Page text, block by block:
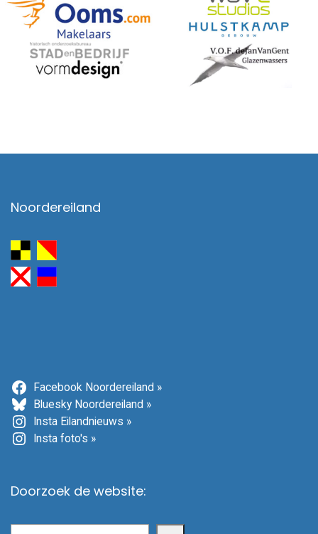
Noordereiland
Facebook Noordereiland »
Bluesky Noordereiland »
Insta Eilandnieuws »
Insta foto's »
Doorzoek de website: